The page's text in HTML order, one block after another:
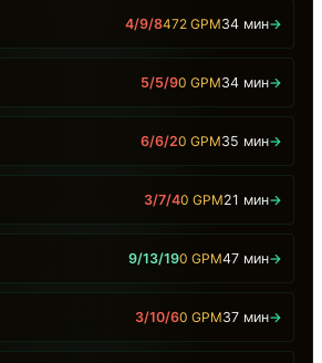
4/9/8472 GPM34 мин→
5/5/90 GPM34 мин→
6/6/20 GPM35 мин→
3/7/40 GPM21 мин→
9/13/190 GPM47 мин→
3/10/60 GPM37 мин→